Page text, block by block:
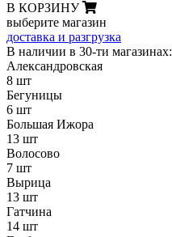
В КОРЗИНУ
выберите магазин
доставка и разгрузка
В наличии в 30-ти магазинах:
Александровская
8 шт
Бегуницы
6 шт
Большая Ижора
13 шт
Волосово
7 шт
Вырица
13 шт
Гатчина
14 шт